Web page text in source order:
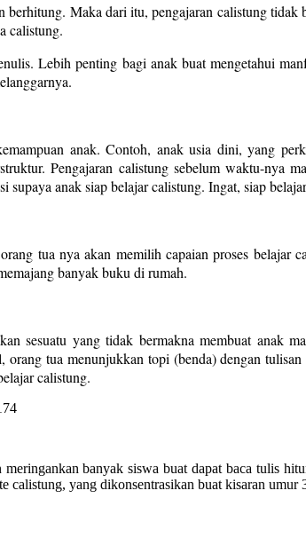
Maka dari itu, pengajaran calistung tidak
calistung.
Lebih penting bagi anak buat mengetahui
anak. Contoh, anak usia dini, yang
Pengajaran calistung sebelum waktu-nya
anak siap belajar calistung. Ingat, siap
tua nya akan memilih capaian proses
banyak buku di rumah.
sesuatu yang tidak bermakna membuat anak
tua menunjukkan topi (benda) dengan
calistung.
banyak siswa buat dapat baca tulis
yang dikonsentrasikan buat kisaran